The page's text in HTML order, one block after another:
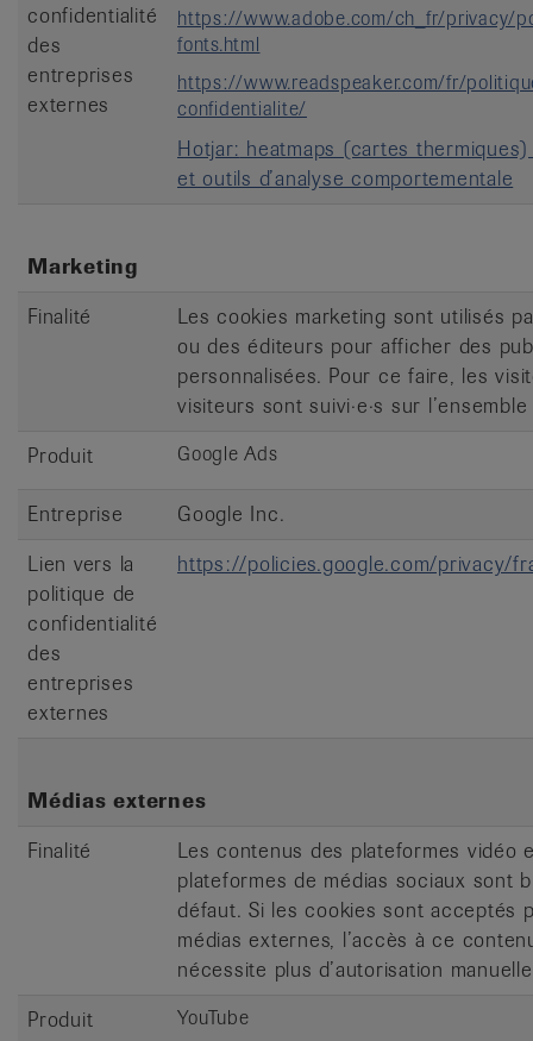
confidentialité
des
entreprises
externes
https://www.adobe.com/ch_fr/privacy/
fonts.html
https://www.readspeaker.com/fr/
confidentialite/
Hotjar: heatmaps (cartes
et outils d’analyse comportementale
Marketing
Finalité
Les cookies marketing sont utilisés
ou des éditeurs pour afficher des
personnalisées. Pour ce faire, les
visiteurs sont suivi·e·s sur
Produit
Google Ads
Entreprise
Google Inc.
Lien vers la
politique de
confidentialité
des
entreprises
externes
https://policies.google.com/privacy/
Médias externes
Finalité
Les contenus des plateformes vidéo
plateformes de médias sociaux sont
défaut. Si les cookies sont acceptés
médias externes, l’accès à ce
nécessite plus d’autorisation
Produit
YouTube